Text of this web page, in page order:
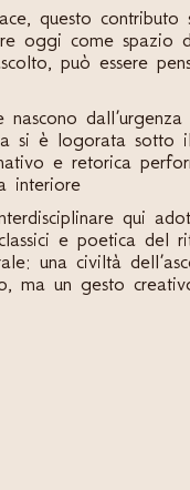
questo
oggi come spazio
può essere
nascono
si è logorata sotto il
e retorica
interiore
qui
e poetica del
una civiltà
ma un gesto